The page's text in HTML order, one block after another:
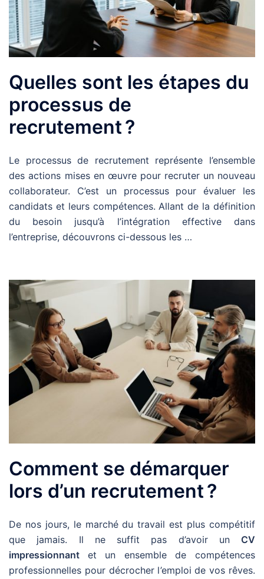
Quelles sont les étapes du
processus de
recrutement ?
Le processus de recrutement représente l’ensemble
des actions mises en œuvre pour recruter un nouveau
collaborateur. C’est un processus pour évaluer les
candidats et leurs compétences. Allant de la définition
du besoin jusqu’à l’intégration effective dans
l’entreprise, découvrons ci-dessous les …
Comment se démarquer
lors d’un recrutement ?
De nos jours, le marché du travail est plus compétitif
que jamais. Il ne suffit pas d’avoir un CV
impressionnant et un ensemble de compétences
professionnelles pour décrocher l’emploi de vos rêves.